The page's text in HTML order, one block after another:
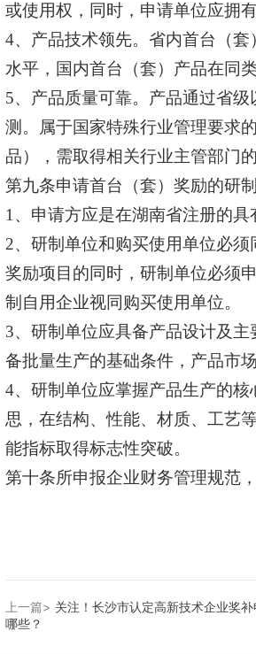
或使用权，同时，申请单位应拥
4、产品技术领先。省内首台（
水平，国内首台（套）产品在同
5、产品质量可靠。产品通过省
测。属于国家特殊行业管理要求
品），需取得相关行业主管部门
第九条申请首台（套）奖励的研
1 、申请方应是在湖南省注册的
2、研制单位和购买使用单位必
奖励项目的同时，研制单位必须
制自用企业视同购买使用单位。
3、研制单位应具备产品设计及
备批量生产的基础条件，产品市
4、研制单位应掌握产品生产的
思，在结构、性能、材质、工艺
能指标取得标志性突破。
第十条所申报企业财务管理规范
上一篇> 关注！长沙市认定高新技术企业奖
哪些？